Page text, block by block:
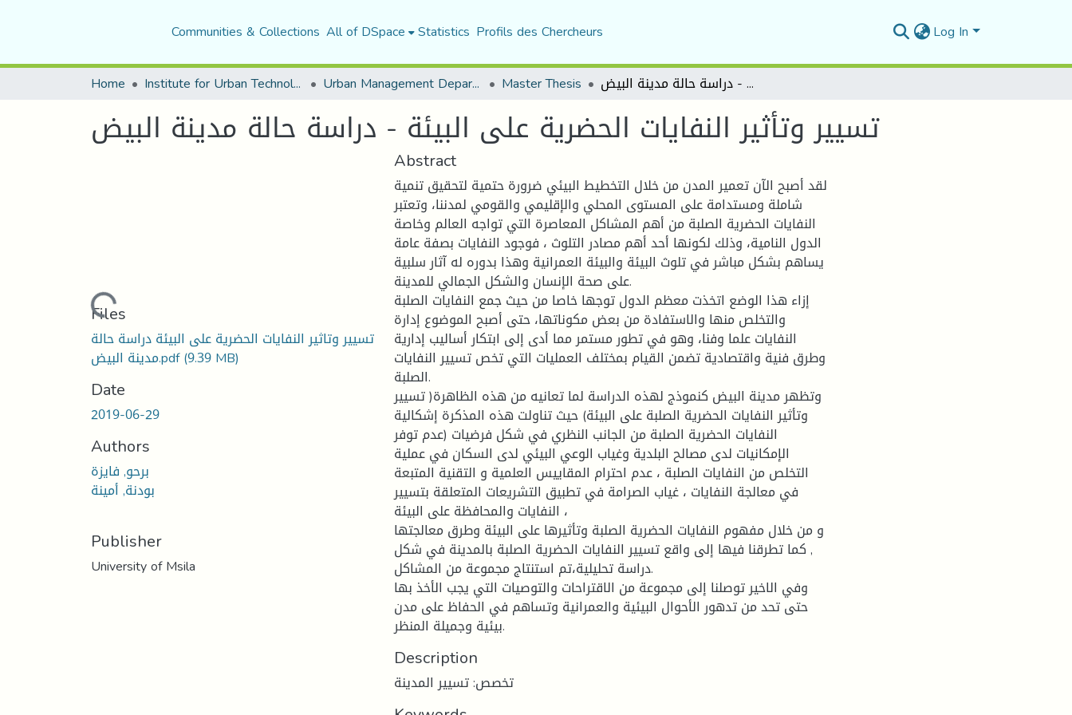
Communities & Collections All of DSpace Statistics Profils des Chercheurs Log In
Home Institute for Urban Technology Management Urban Management Department Master Thesis تسيير وتأثير النفايات الحضرية على البيئة - دراسة حالة مدينة البيض
تسيير وتأثير النفايات الحضرية على البيئة - دراسة حالة مدينة البيض
Loading...
Files
تسيير وتاثير النفايات الحضرية على البيئة دراسة حالة
مدينة البيض.pdf(9.39 MB)
Date
2019-06-29
Authors
برحو, فايزة
بودنة, أمينة
Publisher
University of Msila
Abstract
لقد أصبح الآن تعمير المدن من خلال التخطيط البيئي ضرورة حتمية لتحقيق تنمية
شاملة ومستدامة على المستوى المحلي والإقليمي والقومي لمدننا، وتعتبر
النفايات الحضرية الصلبة من أهم المشاكل المعاصرة التي تواجه العالم وخاصة
الدول النامية، وذلك لكونها أحد أهم مصادر التلوث ، فوجود النفايات بصفة عامة
يساهم بشكل مباشر في تلوث البيئة والبيئة العمرانية وهذا بدوره له آثار سلبية
على صحة الإنسان والشكل الجمالي للمدينة.
إزاء هذا الوضع اتخذت معظم الدول توجها خاصا من حيث جمع النفايات الصلبة
والتخلص منها والاستفادة من بعض مكوناتها، حتى أصبح الموضوع إدارة
النفايات علما وفنا، وهو في تطور مستمر مما أدى إلى ابتكار أساليب إدارية
وطرق فنية واقتصادية تضمن القيام بمختلف العمليات التي تخص تسيير النفايات
الصلبة.
وتظهر مدينة البيض كنموذج لهذه الدراسة لما تعانيه من هذه الظاهرة( تسيير
وتأثير النفايات الحضرية الصلبة على البيئة) حيث تناولت هذه المذكرة إشكالية
النفايات الحضرية الصلبة من الجانب النظري في شكل فرضيات (عدم توفر
الإمكانيات لدى مصالح البلدية وغياب الوعي البيئي لدى السكان في عملية
التخلص من النفايات الصلبة ، عدم احترام المقاييس العلمية و التقنية المتبعة
في معالجة النفايات ، غياب الصرامة في تطبيق التشريعات المتعلقة بتسيير
النفايات والمحافظة على البيئة ،
و من خلال مفهوم النفايات الحضرية الصلبة وتأثيرها على البيئة وطرق معالجتها
, كما تطرقنا فيها إلى واقع تسيير النفايات الحضرية الصلبة بالمدينة في شكل
دراسة تحليلية،تم استنتاج مجموعة من المشاكل.
وفي الاخير توصلنا إلى مجموعة من الاقتراحات والتوصيات التي يجب الأخذ بها
حتى تحد من تدهور الأحوال البيئية والعمرانية وتساهم في الحفاظ على مدن
بيئية وجميلة المنظر.
Description
تخصص: تسيير المدينة